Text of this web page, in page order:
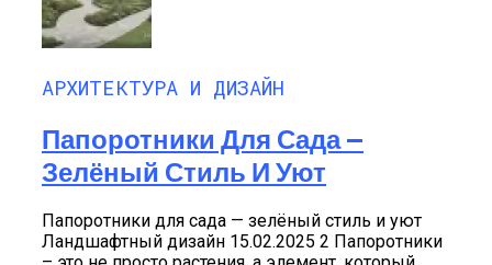
АРХИТЕКТУРА И ДИЗАЙН
Папоротники Для Сада —
Зелёный Стиль И Уют
Папоротники для сада — зелёный стиль и уют
Ландшафтный дизайн 15.02.2025 2 Папоротники